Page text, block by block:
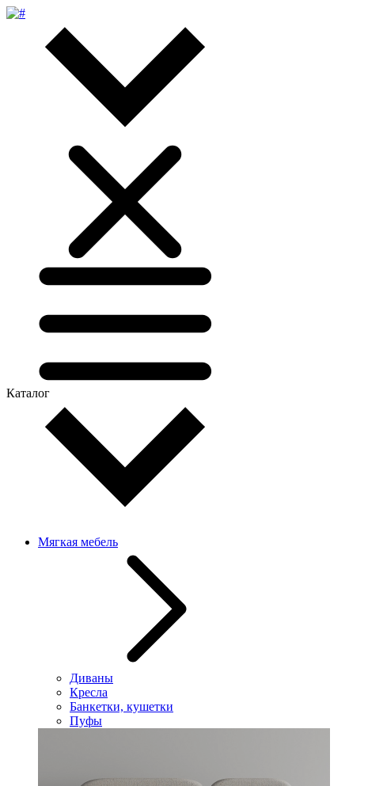
Каталог
Мягкая мебель
Диваны
Кресла
Банкетки, кушетки
Пуфы